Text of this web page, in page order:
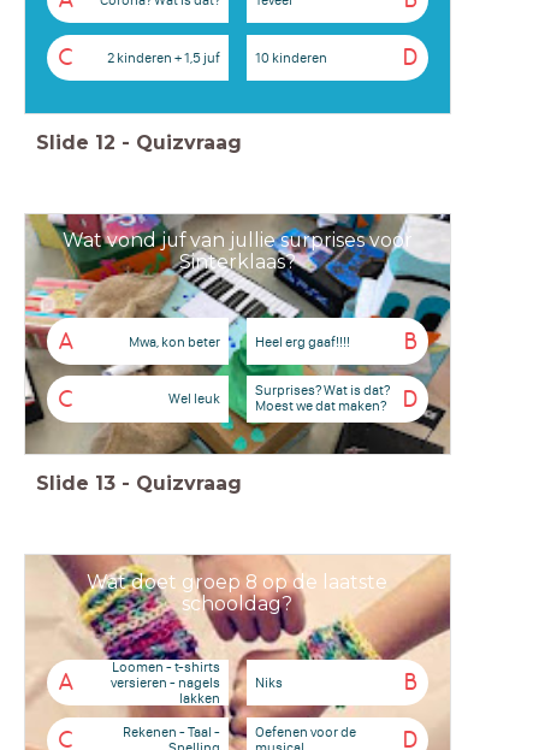
C 2 kinderen + 1,5 juf D
10 kinderen
Slide 12 - Quizvraag
Wat vond juf van jullie surprises voor
Sinterklaas?
A Mwa, kon beter B
Heel erg gaaf!!!!
C Wel leuk D
Surprises? Wat is dat?
Moest we dat maken?
Slide 13 - Quizvraag
Wat doet groep 8 op de laatste
schooldag?
A
Loomen - t-shirts
versieren - nagels
lakken
B
Niks
C
Rekenen - Taal -
D
Oefenen voor de